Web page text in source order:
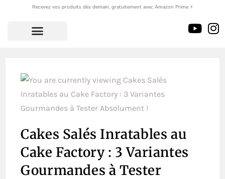
Recevez vos produits dès demain, gratuitement avec Amazon Prime ⚡
Cakes Salés Inratables au
Cake Factory : 3 Variantes
Gourmandes à Tester